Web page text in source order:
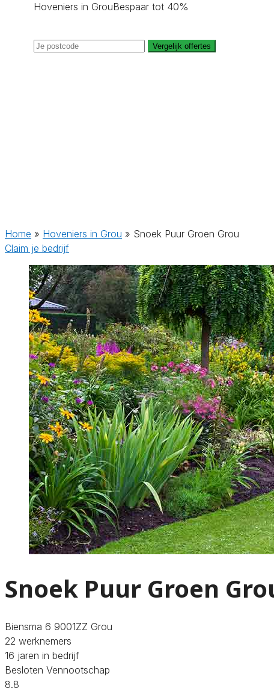
Hoveniers in GrouBespaar tot 40%
Vergelijk offertes
Home » Hoveniers in Grou » Snoek Puur Groen Grou
Claim je bedrijf
Snoek Puur Groen
Biensma 6 9001ZZ Grou
22 werknemers
16 jaren in bedrijf
Besloten Vennootschap
8.8